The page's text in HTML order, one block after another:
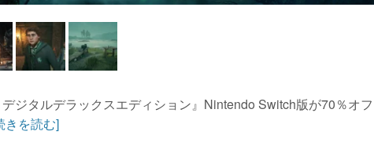
デジタルデラックスエディション』Nintendo Switch版が70％オフ
きを読む]